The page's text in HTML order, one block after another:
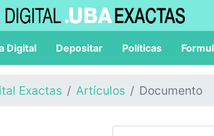
Digital Depositar Políticas
Exactas Artículos Documento